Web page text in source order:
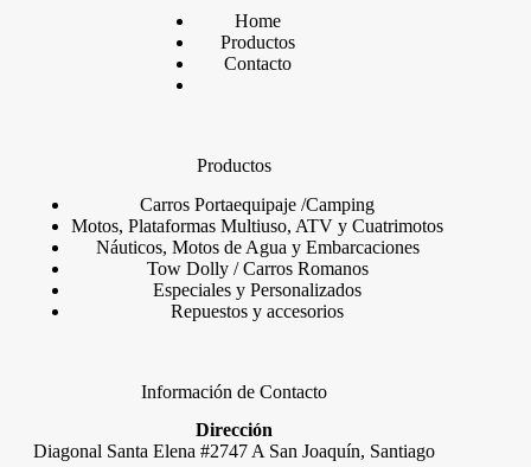
Home
Productos
Contacto
Productos
Carros Portaequipaje /Camping
Motos, Plataformas Multiuso, ATV y Cuatrimotos
Náuticos, Motos de Agua y Embarcaciones
Tow Dolly / Carros Romanos
Especiales y Personalizados
Repuestos y accesorios
Información de Contacto
Dirección
Diagonal Santa Elena #2747 A San Joaquín, Santiago